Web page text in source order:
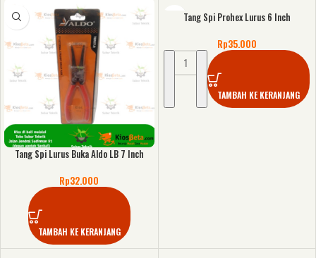
Tang Spi Lurus Buka Aldo LB 7 Inch
Rp32.000
TAMBAH KE KERANJANG
Tang Spi Prohex Lurus 6 Inch
Rp35.000
TAMBAH KE KERANJANG